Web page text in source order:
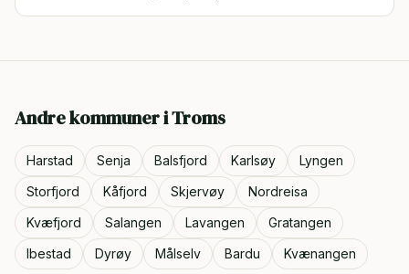
Andre kommuner iTroms
Harstad Senja Balsfjord Karlsøy
Lyngen
Storfjord
Kåfjord Skjervøy
Nordreisa
Kvæfjord
Salangen Lavangen
Gratangen
Ibestad
Dyrøy Målselv Bardu Kvænangen